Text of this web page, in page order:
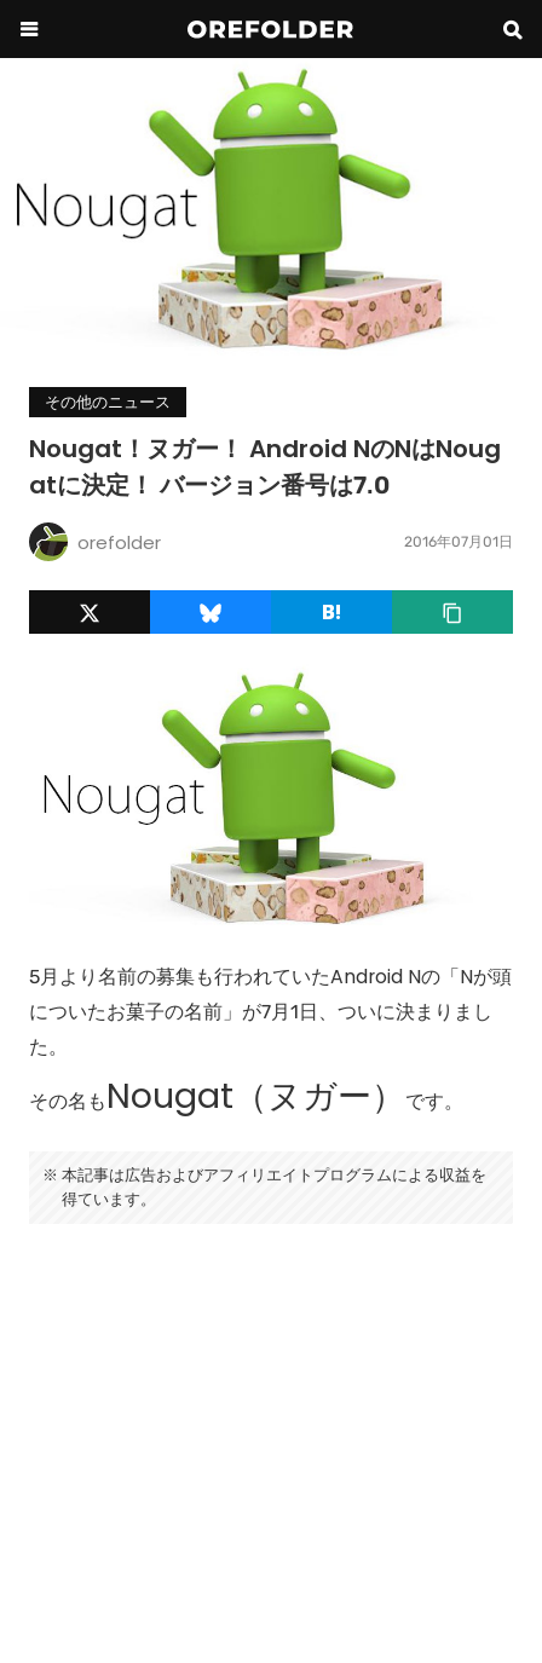
その他のニュース
Nougat！ヌガー！ Android NのNはNoug
atに決定！ バージョン番号は7.0
orefolder 2016年07月01日
5月より名前の募集も行われていたAndroid Nの「Nが頭
についたお菓子の名前」が7月1日、ついに決まりまし
た。
その名もNougat（ヌガー） です。
本記事は広告およびアフィリエイトプログラムによる収益を
得ています。